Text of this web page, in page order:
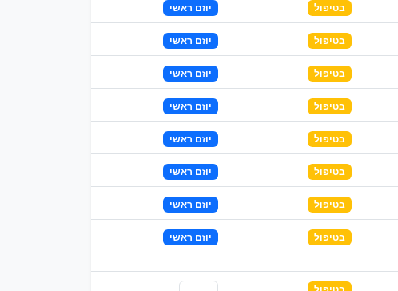
בטיפול יוזם ראשי
בטיפול יוזם ראשי
בטיפול יוזם ראשי
בטיפול יוזם ראשי
בטיפול יוזם ראשי
בטיפול יוזם ראשי
בטיפול יוזם ראשי
בטיפול יוזם ראשי